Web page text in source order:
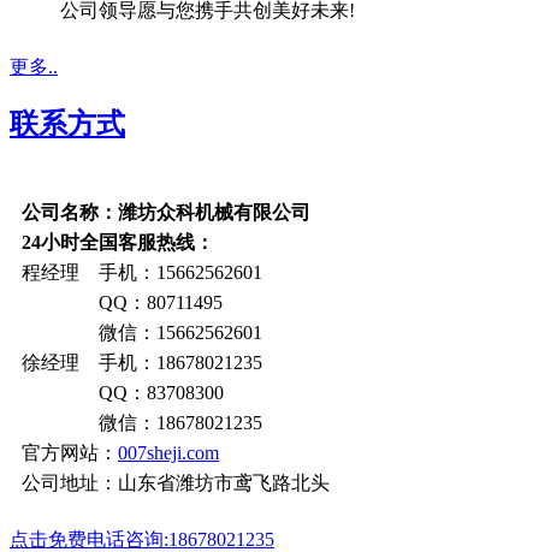
公司领导愿与您携手共创美好未来!
更多..
联系方式
公司名称：潍坊众科机械有限公司
24小时全国客服热线：
程经理 手机：15662562601
QQ：80711495
微信：15662562601
徐经理 手机：18678021235
QQ：83708300
微信：18678021235
官方网站： 007sheji.com
公司地址：山东省潍坊市鸢飞路北头
点击免费电话咨询:18678021235